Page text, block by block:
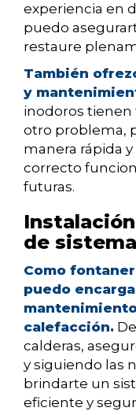
experiencia en
puedo
restaure
También
y
inodoros tienen
otro problema,
manera rápida
correcto
futuras.
de
Como
puedo
calefacción.
calderas,
y siguiendo las
brindarte un
eficiente y